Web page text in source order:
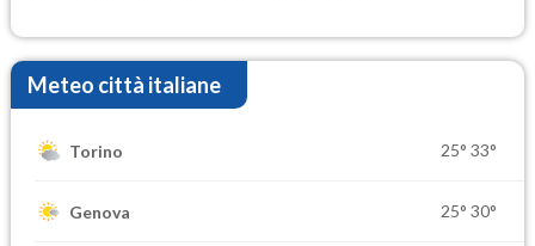
Meteo città italiane
Torino 25° 33°
Genova 25° 30°